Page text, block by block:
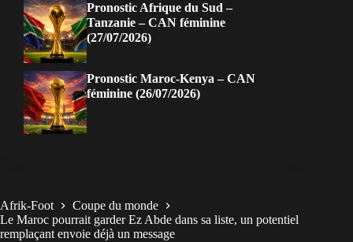
Pronostic Afrique du Sud –
Tanzanie – CAN féminine
(27/07/2026)
Pronostic Maroc-Kenya – CAN
féminine (26/07/2026)
Afrik-Foot
Coupe du monde
Le Maroc pourrait garder Ez Abde dans sa liste, un potentiel
remplaçant envoie déjà un message